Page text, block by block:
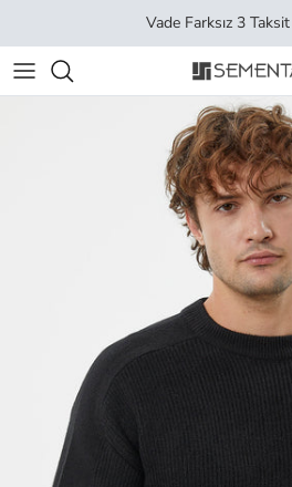
Vade Farksız 3